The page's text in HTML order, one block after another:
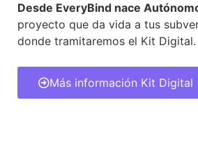
Desde EveryBind nace
proyecto que da vida a tus
donde tramitaremos el Kit Digital.
Más información Kit Digital